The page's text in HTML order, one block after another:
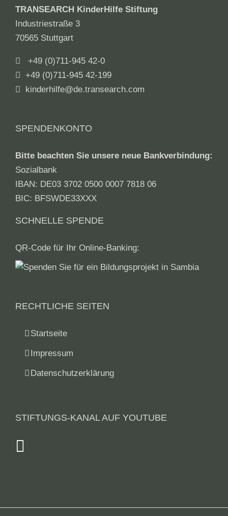
TRANSEARCH KinderHilfe Stiftung
Industriestraße 3
70565 Stuttgart
+49 (0)711-945 42-0
+49 (0)711-945 42-199
kinderhilfe@de.transearch.com
SPENDENKONTO
Bitte beachten Sie unsere neue Bankverbindung:
Sozialbank
IBAN: DE03 3702 0500 0007 7818 06
BIC: BFSWDE33XXX
SCHNELLE SPENDE
QR-Code für Ihr Online-Banking:
RECHTLICHE SEITEN
Startseite
Impressum
Datenschutzerklärung
STIFTUNGS-KANAL AUF YOUTUBE